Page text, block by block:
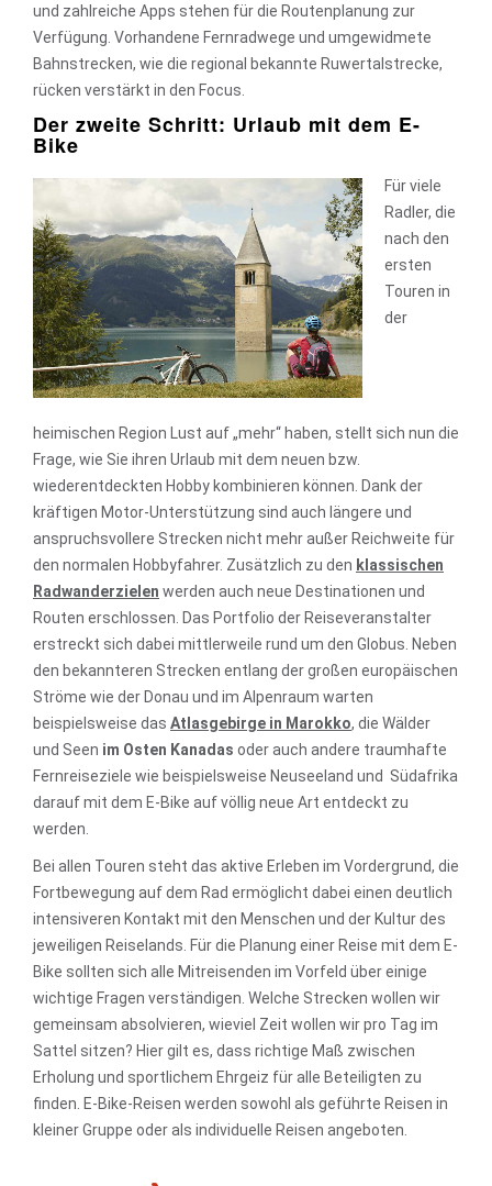
und zahlreiche Apps stehen für die Routenplanung zur
Verfügung. Vorhandene Fernradwege und umgewidmete
Bahnstrecken, wie die regional bekannte Ruwertalstrecke,
rücken verstärkt in den Focus.
Der zweite Schritt: Urlaub mit dem E-
Bike
Für viele
Radler, die
nach den
ersten
Touren in
der
heimischen Region Lust auf „mehr“ haben, stellt sich nun die
Frage, wie Sie ihren Urlaub mit dem neuen bzw.
wiederentdeckten Hobby kombinieren können. Dank der
kräftigen Motor-Unterstützung sind auch längere und
anspruchsvollere Strecken nicht mehr außer Reichweite für
den normalen Hobbyfahrer. Zusätzlich zu den klassischen
Radwanderzielen werden auch neue Destinationen und
Routen erschlossen. Das Portfolio der Reiseveranstalter
erstreckt sich dabei mittlerweile rund um den Globus. Neben
den bekannteren Strecken entlang der großen europäischen
Ströme wie der Donau und im Alpenraum warten
beispielsweise das Atlasgebirge in Marokko, die Wälder
und Seen im Osten Kanadas oder auch andere traumhafte
Fernreiseziele wie beispielsweise Neuseeland und Südafrika
darauf mit dem E-Bike auf völlig neue Art entdeckt zu
werden.
Bei allen Touren steht das aktive Erleben im Vordergrund, die
Fortbewegung auf dem Rad ermöglicht dabei einen deutlich
intensiveren Kontakt mit den Menschen und der Kultur des
jeweiligen Reiselands. Für die Planung einer Reise mit dem E-
Bike sollten sich alle Mitreisenden im Vorfeld über einige
wichtige Fragen verständigen. Welche Strecken wollen wir
gemeinsam absolvieren, wieviel Zeit wollen wir pro Tag im
Sattel sitzen? Hier gilt es, dass richtige Maß zwischen
Erholung und sportlichem Ehrgeiz für alle Beteiligten zu
finden. E-Bike-Reisen werden sowohl als geführte Reisen in
kleiner Gruppe oder als individuelle Reisen angeboten.